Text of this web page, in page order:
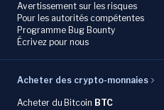
Avertissement sur les risques
Pour les autorités compétentes
Programme Bug Bounty
Écrivez pour nous
Acheter des crypto-monnaies
Acheter du Bitcoin BTC